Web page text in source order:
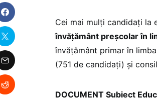
Cei mai mulți candidați la
învăţământ preşcolar în
învăţământ primar în
(751 de candidați) și
DOCUMENT Subiect